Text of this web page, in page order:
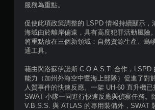
服務為重點。
促使此項政策調整的 LSPD 情報持續顯示，
海域由於離岸偏遠，具有高度犯罪活動風險
將重點放在三個新領域：自然資源生產、島
通工具。
藉由與洛蘇伊諾斯 C.O.A.S.T. 合作，LSPD
能力（加州外海空中暨海上部隊）促進了對
人質事件的快速反應。一架 UH-60 直升機
SWAT 小隊一同進行快速反應與偵察任務。
V.B.S.S. 與 ATLAS 的專用裝備外，SWAT